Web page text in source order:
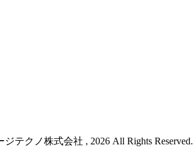
テクノ株式会社 , 2026 All Rights Reserved.